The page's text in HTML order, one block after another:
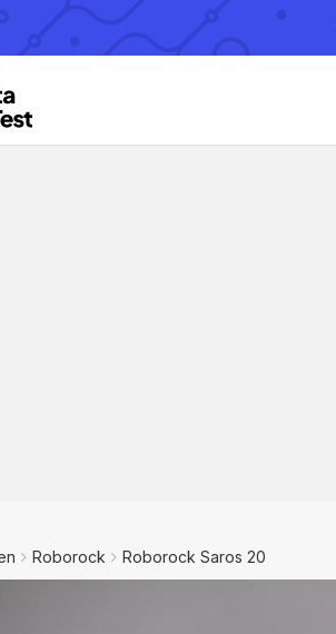
Roborock Roborock Saros 20